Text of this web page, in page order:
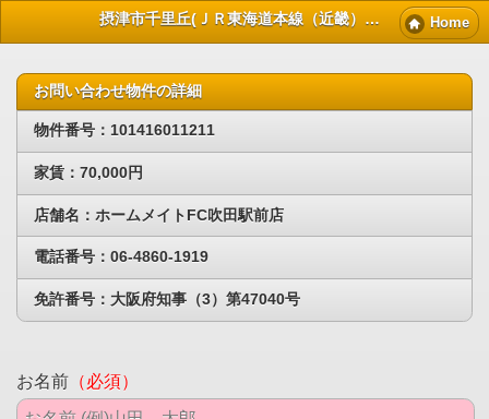
摂津市千里丘(ＪＲ東海道本線（近畿）千里丘)賃貸物件｜摂津賃貸マンション情報NET Home
お問い合わせ物件の詳細
物件番号：101416011211
家賃：70,000円
店舗名：ホームメイトFC吹田駅前店
電話番号：06-4860-1919
免許番号：大阪府知事（3）第47040号
お名前 （必須）